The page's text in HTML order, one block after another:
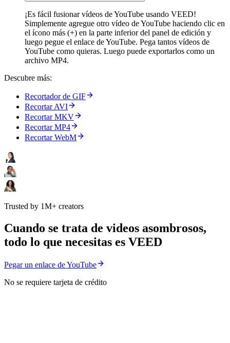
¡Es fácil fusionar vídeos de YouTube usando VEED!
Simplemente agregue otro vídeo de YouTube haciendo clic en
el ícono más (+) en la parte inferior del panel de edición y
luego pegue el enlace de YouTube. Pega tantos vídeos de
YouTube como quieras. Luego puede exportarlos como un
archivo MP4.
Descubre más:
Recortador de GIF
Recortar AVI
Recortar MKV
Recortar MP4
Recortar WebM
Trusted by 1M+ creators
Cuando se trata de videos asombrosos,
todo lo que necesitas es VEED
Pegar un enlace de YouTube
No se requiere tarjeta de crédito